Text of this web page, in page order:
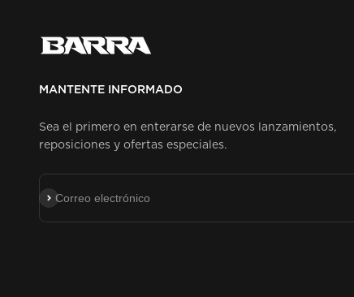
MANTENTE INFORMADO
Sea el primero en enterarse de nuevos lanzamientos,
reposiciones y ofertas especiales.
Correo electrónico
Suscribirse